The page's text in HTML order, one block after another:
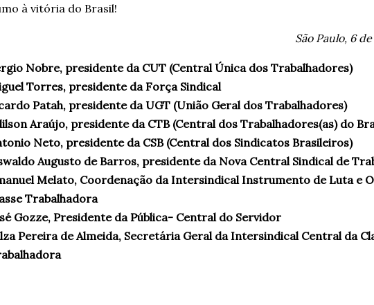
à vitória do Brasil!
São Paulo, 6
Nobre, presidente da CUT (Central Única dos Trabalhadores)
Torres, presidente da Força Sindical
Patah, presidente da UGT (União Geral dos Trabalhadores)
Araújo, presidente da CTB (Central dos Trabalhadores(as) do
Neto, presidente da CSB (Central dos Sindicatos Brasileiros)
Augusto de Barros, presidente da Nova Central Sindical de
Melato, Coordenação da Intersindical Instrumento de Luta e
Trabalhadora
Gozze, Presidente da Pública- Central do Servidor
Pereira de Almeida, Secretária Geral da Intersindical Central da